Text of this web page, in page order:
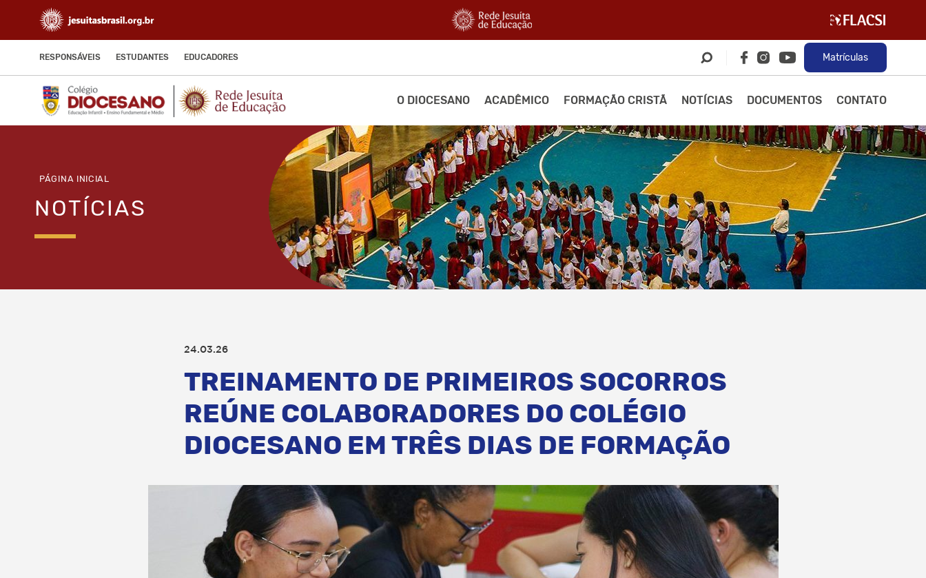
RESPONSÁVEIS ESTUDANTES EDUCADORES Matrículas
O DIOCESANO ACADÊMICO FORMAÇÃO CRISTÃ NOTÍCIAS DOCUMENTOS CONTATO
PÁGINA INICIAL
NOTÍCIAS
24.03.26
TREINAMENTO DE PRIMEIROS SOCORROS
REÚNE COLABORADORES DO COLÉGIO
DIOCESANO EM TRÊS DIAS DE FORMAÇÃO